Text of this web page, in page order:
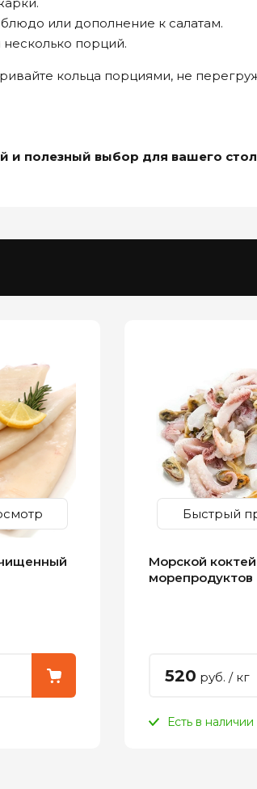
или дополнение к салатам.
порций.
кольца порциями, не
и полезный выбор для вашего
Быстрый
Морской
морепродуктов
520 руб. / кг
Есть в наличии